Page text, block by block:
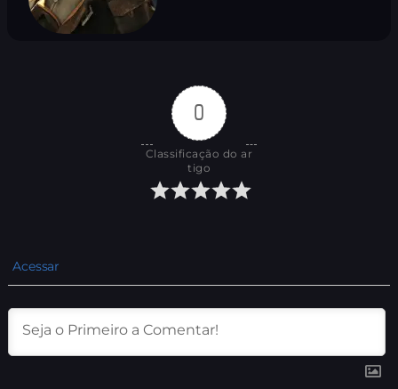
0
Classificação do ar
tigo
Acessar